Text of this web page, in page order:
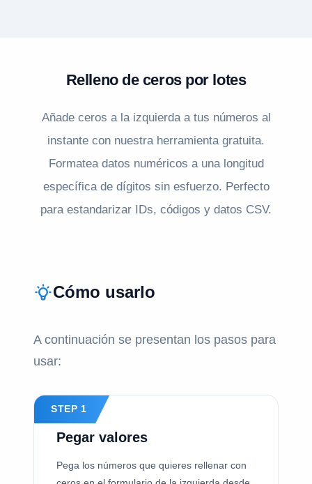
Relleno de ceros por lotes
Añade ceros a la izquierda a tus números al
instante con nuestra herramienta gratuita.
Formatea datos numéricos a una longitud
específica de dígitos sin esfuerzo. Perfecto
para estandarizar IDs, códigos y datos CSV.
Cómo usarlo
A continuación se presentan los pasos para
usar:
STEP 1
Pegar valores
Pega los números que quieres rellenar con